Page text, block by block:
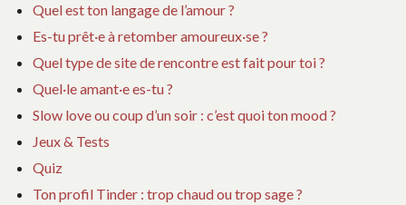
Quel est ton langage de l’amour ?
Es-tu prêt·e à retomber amoureux·se ?
Quel type de site de rencontre est fait pour toi ?
Quel·le amant·e es-tu ?
Slow love ou coup d’un soir : c’est quoi ton mood ?
Jeux & Tests
Quiz
Ton profil Tinder : trop chaud ou trop sage ?